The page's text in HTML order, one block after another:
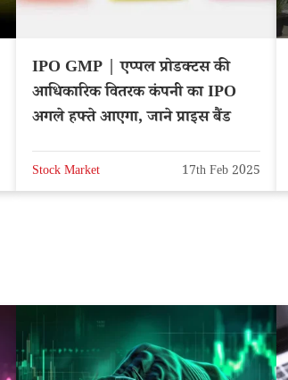
IPO GMP | एप्पल प्रोडक्टस की
आधिकारिक वितरक कंपनी का IPO
अगले हफ्ते आएगा, जाने प्राइस बैंड
Stock Market 17th Feb 2025